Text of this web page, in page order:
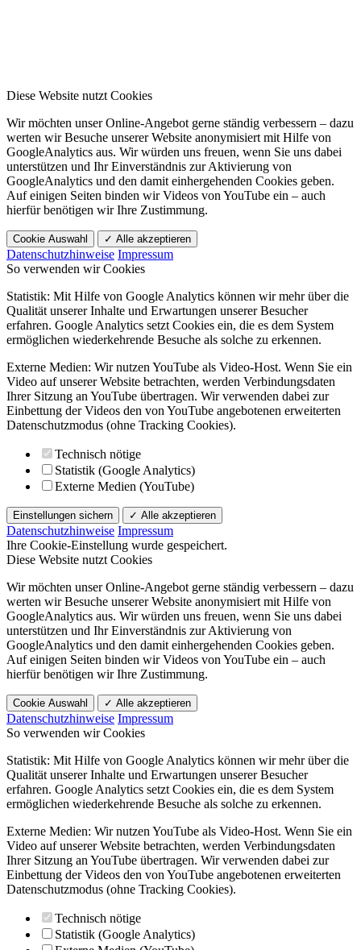
Diese Website nutzt Cookies
Wir möchten unser Online-Angebot gerne ständig verbessern – dazu
werten wir Besuche unserer Website anonymisiert mit Hilfe von
GoogleAnalytics aus. Wir würden uns freuen, wenn Sie uns dabei
unterstützen und Ihr Einverständnis zur Aktivierung von
GoogleAnalytics und den damit einhergehenden Cookies geben.
Auf einigen Seiten binden wir Videos von YouTube ein – auch
hierfür benötigen wir Ihre Zustimmung.
Cookie Auswahl ✓ Alle akzeptieren
Datenschutzhinweise Impressum
So verwenden wir Cookies
Statistik: Mit Hilfe von Google Analytics können wir mehr über die
Qualität unserer Inhalte und Erwartungen unserer Besucher
erfahren. Google Analytics setzt Cookies ein, die es dem System
ermöglichen wiederkehrende Besuche als solche zu erkennen.
Externe Medien: Wir nutzen YouTube als Video-Host. Wenn Sie ein
Video auf unserer Website betrachten, werden Verbindungsdaten
Ihrer Sitzung an YouTube übertragen. Wir verwenden dabei zur
Einbettung der Videos den von YouTube angebotenen erweiterten
Datenschutzmodus (ohne Tracking Cookies).
Technisch nötige
Statistik (Google Analytics)
Externe Medien (YouTube)
Einstellungen sichern ✓ Alle akzeptieren
Datenschutzhinweise Impressum
Ihre Cookie-Einstellung wurde gespeichert.
Diese Website nutzt Cookies
Wir möchten unser Online-Angebot gerne ständig verbessern – dazu
werten wir Besuche unserer Website anonymisiert mit Hilfe von
GoogleAnalytics aus. Wir würden uns freuen, wenn Sie uns dabei
unterstützen und Ihr Einverständnis zur Aktivierung von
GoogleAnalytics und den damit einhergehenden Cookies geben.
Auf einigen Seiten binden wir Videos von YouTube ein – auch
hierfür benötigen wir Ihre Zustimmung.
Cookie Auswahl ✓ Alle akzeptieren
Datenschutzhinweise Impressum
So verwenden wir Cookies
Statistik: Mit Hilfe von Google Analytics können wir mehr über die
Qualität unserer Inhalte und Erwartungen unserer Besucher
erfahren. Google Analytics setzt Cookies ein, die es dem System
ermöglichen wiederkehrende Besuche als solche zu erkennen.
Externe Medien: Wir nutzen YouTube als Video-Host. Wenn Sie ein
Video auf unserer Website betrachten, werden Verbindungsdaten
Ihrer Sitzung an YouTube übertragen. Wir verwenden dabei zur
Einbettung der Videos den von YouTube angebotenen erweiterten
Datenschutzmodus (ohne Tracking Cookies).
Technisch nötige
Statistik (Google Analytics)